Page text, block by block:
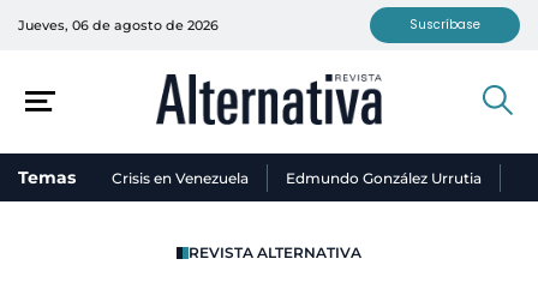
Jueves, 06 de agosto de 2026 Suscríbase
Temas Crisis en Venezuela Edmundo González Urrutia
REVISTA ALTERNATIVA